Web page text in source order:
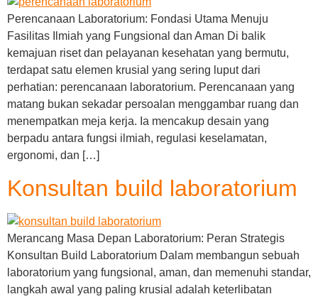
Perencanaan Laboratorium: Fondasi Utama Menuju
Fasilitas Ilmiah yang Fungsional dan Aman Di balik
kemajuan riset dan pelayanan kesehatan yang bermutu,
terdapat satu elemen krusial yang sering luput dari
perhatian: perencanaan laboratorium. Perencanaan yang
matang bukan sekadar persoalan menggambar ruang dan
menempatkan meja kerja. Ia mencakup desain yang
berpadu antara fungsi ilmiah, regulasi keselamatan,
ergonomi, dan […]
Konsultan build laboratorium
Merancang Masa Depan Laboratorium: Peran Strategis
Konsultan Build Laboratorium Dalam membangun sebuah
laboratorium yang fungsional, aman, dan memenuhi standar,
langkah awal yang paling krusial adalah keterlibatan